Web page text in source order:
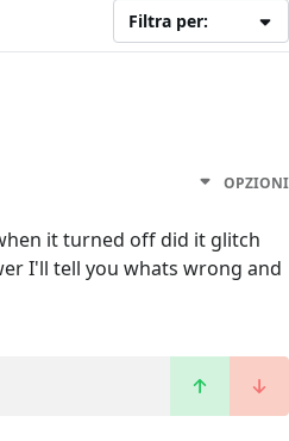
Filtra per:
OPZIONI
it turned off did it glitch
I'll tell you whats wrong and